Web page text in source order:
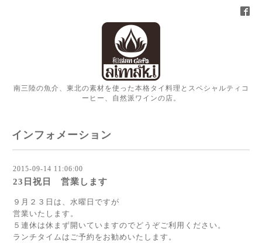
南三陸の魚介、東北の素材を使った本格タイ料理とスペシャルティコ
ーヒー、自然派ワインの店。
インフォメーション
2015-09-14 11:06:00
23日祝日 営業します
９月２３日は、水曜日ですが
営業いたします。
５連休は休まず開いていますのでどうぞご利用ください。
ランチタイムはご予約をお勧めいたします。